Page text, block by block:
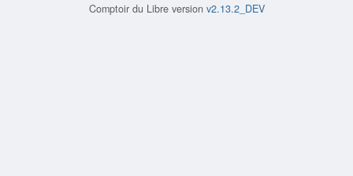
Comptoir du Libre version v2.13.2_DEV